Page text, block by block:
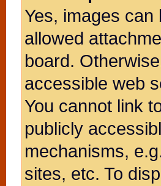
Yes, images
allowed
board.
accessible web
You cannot link
publicly
mechanisms,
sites, etc. To